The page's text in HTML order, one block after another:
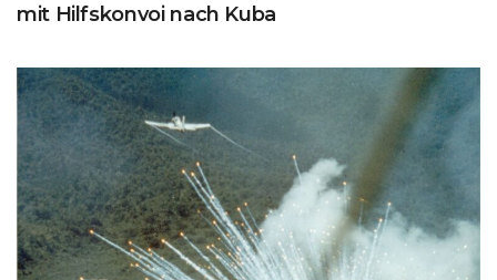
mit Hilfskonvoi nach Kuba